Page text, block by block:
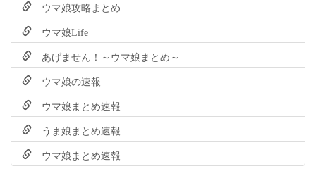
ウマ娘攻略まとめ
ウマ娘Life
あげません！～ウマ娘まとめ～
ウマ娘の速報
ウマ娘まとめ速報
うま娘まとめ速報
ウマ娘まとめ速報